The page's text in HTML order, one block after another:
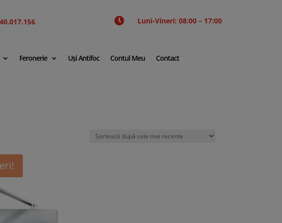
 Luni-Vineri: 08:00 – 17:00
Feronerie Uși Antifoc Contul Meu Contact